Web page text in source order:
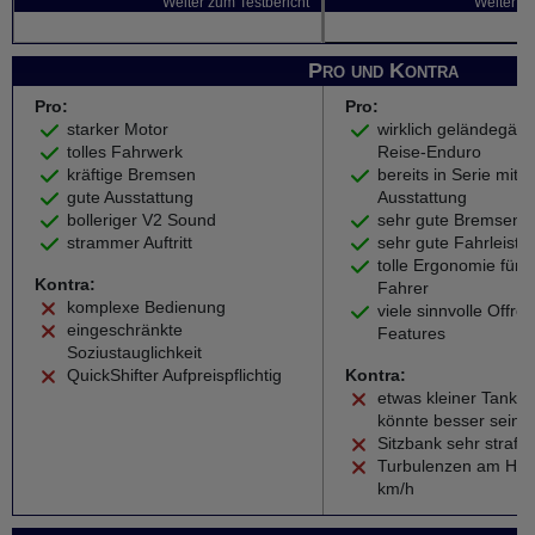
Pro und Kontra
Pro:
starker Motor
tolles Fahrwerk
kräftige Bremsen
gute Ausstattung
bolleriger V2 Sound
strammer Auftritt
Kontra:
komplexe Bedienung
eingeschränkte
Soziustauglichkeit
QuickShifter Aufpreispflichtig
Pro:
wirklich
Reise-Enduro
bereits in Serie mit
Ausstattung
sehr gute Bremsen
sehr gute
tolle Ergonomie für
Fahrer
viele sinnvolle
Features
Kontra:
etwas kleiner Tank,
könnte besser sein
Sitzbank sehr straff
Turbulenzen am
km/h